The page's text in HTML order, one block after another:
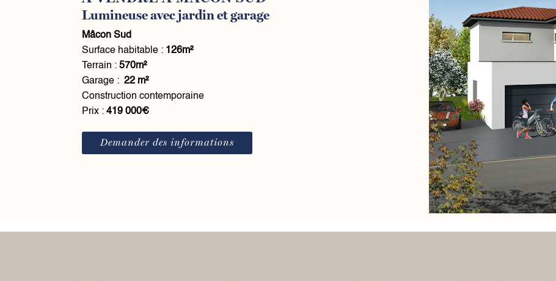
Lumineuse avec jardin et garage
Mâcon Sud
Surface habitable : 126m²
Terrain : 570m²
Garage : 22 m²
Construction contemporaine
Prix :419 000€
Demander des informations